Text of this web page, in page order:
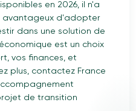
en 2026, il n'a
avantageux d'adopter
dans une solution de
est un choix
vos finances, et
plus, contactez France
de transition